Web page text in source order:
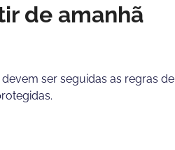
de amanhã
ser seguidas as regras de